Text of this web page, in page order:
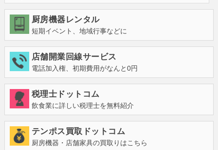
厨房機器レンタル
短期イベント、地域行事などに
店舗開業回線サービス
電話加入権、初期費用がなんと0円
税理士ドットコム
飲食業に詳しい税理士を無料紹介
テンポス買取ドットコム
厨房機器・店舗家具の買取りはこちら